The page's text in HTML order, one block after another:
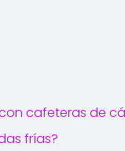
cafeteras de
frías?